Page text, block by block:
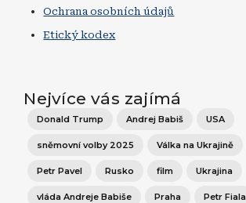
Ochrana osobních údajů
Etický kodex
Nejvíce vás zajímá
Donald Trump Andrej Babiš USA
sněmovní volby 2025 Válka na Ukrajině
Petr Pavel Rusko film Ukrajina
vláda Andreje Babiše Praha Petr Fiala